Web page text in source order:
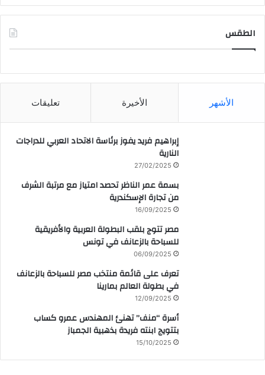
الطقس
الأشهر الأخيرة تعليقات
إبراهيم فريد يفوز برئاسة الاتحاد العربي للدراجات
النارية
27/02/2025
بسمة عمر الناظر تحصد امتياز مع مرتبة الشرف
من تجارة الإسكندرية
16/09/2025
مصر تتوج بلقب البطولة العربية والأفريقية
للسباحة بالزعانف في تونس
06/09/2025
تعرف على قائمة منتخب مصر للسباحة بالزعانف
في بطولة العالم بمارينا
12/09/2025
أسرة “منف” تهنئ المهندس عمرو كساب
بتتويج ابنته فريدة بذهبية الجمباز
15/10/2025